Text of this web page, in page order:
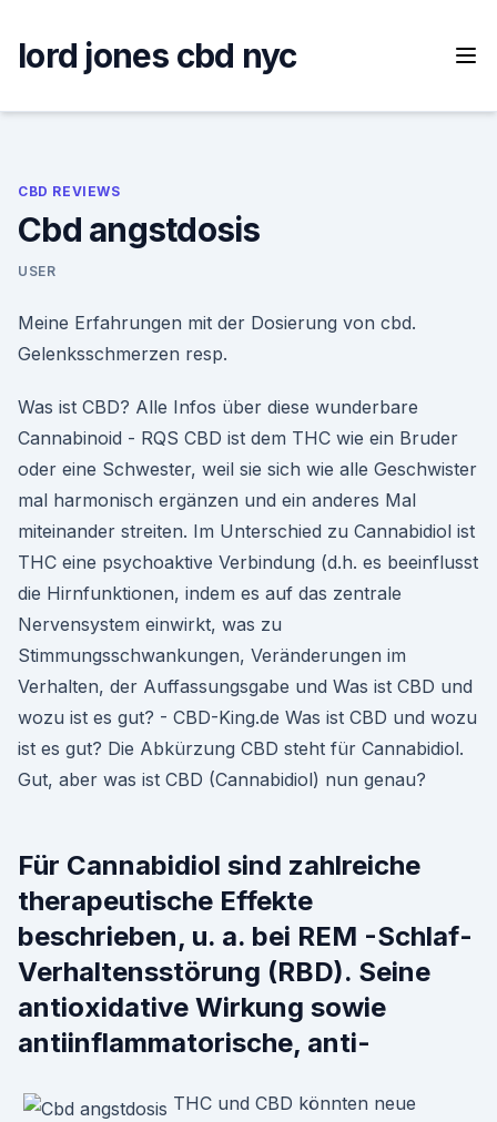
content
lord jones cbd nyc
CBD REVIEWS
Cbd angstdosis
USER
Meine Erfahrungen mit der Dosierung von cbd.
Gelenksschmerzen resp.
Was ist CBD? Alle Infos über diese wunderbare
Cannabinoid - RQS CBD ist dem THC wie ein Bruder
oder eine Schwester, weil sie sich wie alle Geschwister
mal harmonisch ergänzen und ein anderes Mal
miteinander streiten. Im Unterschied zu Cannabidiol ist
THC eine psychoaktive Verbindung (d.h. es beeinflusst
die Hirnfunktionen, indem es auf das zentrale
Nervensystem einwirkt, was zu
Stimmungsschwankungen, Veränderungen im
Verhalten, der Auffassungsgabe und Was ist CBD und
wozu ist es gut? - CBD-King.de Was ist CBD und wozu
ist es gut? Die Abkürzung CBD steht für Cannabidiol.
Gut, aber was ist CBD (Cannabidiol) nun genau?
Für Cannabidiol sind zahlreiche
therapeutische Effekte
beschrieben, u. a. bei REM -Schlaf-
Verhaltensstörung (RBD). Seine
antioxidative Wirkung sowie
antiinflammatorische, anti-
THC und CBD könnten neue